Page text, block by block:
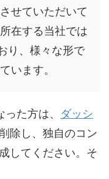
せていただいて
在する当社では
り、様々な形で
います。
た方は、 ダッシ
除し、独自のコン
してください。そ